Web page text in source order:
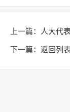
上一篇： 人大代
资管理体系
下一篇： 返回列表